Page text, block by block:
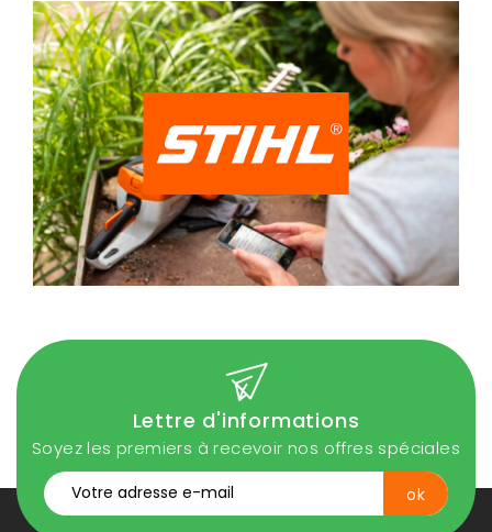
Lettre d'informations
Soyez les premiers à recevoir nos offres spéciales